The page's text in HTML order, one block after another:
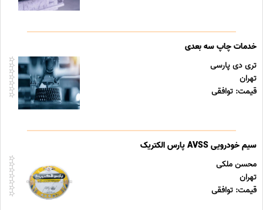
خدمات چاپ سه بعدی
تری دی پارسی
تهران
قیمت: توافقی
سیم خودرویی AVSS پارس الکتریک
محسن ملکی
تهران
قیمت: توافقی